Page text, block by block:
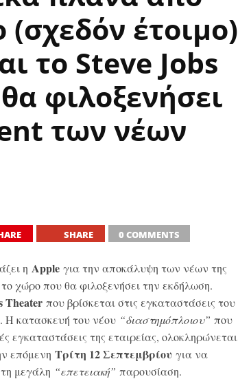
έτοιμο)
το Steve Jobs
φιλοξενήσει
των νέων
SHARE 0 COMMENTS
η Apple για την αποκάλυψη των νέων της
χώρο που θα φιλοξενήσει την εκδήλωση.
Theater που βρίσκεται στις εγκαταστάσεις του
Η κατασκευή του νέου “διαστημόπλοιου” που
εγκαταστάσεις της εταιρείας, ολοκληρώνεται
επόμενη Τρίτη 12 Σεπτεμβρίου για να
μεγάλη “επετειακή” παρουσίαση.